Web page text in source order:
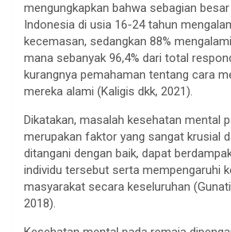
mengungkapkan bahwa sebagian
Indonesia di usia 16-24 tahun
kecemasan, sedangkan 88%
mana sebanyak 96,4% dari total
kurangnya pemahaman tentang cara
mereka alami (Kaligis dkk, 2021).
Dikatakan, masalah kesehatan mental
merupakan faktor yang sangat krusial
ditangani dengan baik, dapat
individu tersebut serta mempengaruhi
masyarakat secara keseluruhan
2018).